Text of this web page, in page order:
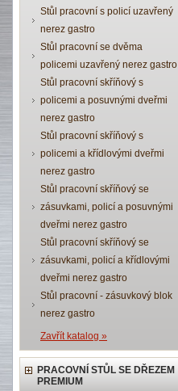
Stůl pracovní s policí uzavřený
nerez gastro
Stůl pracovní se dvěma
policemi uzavřený nerez gastro
Stůl pracovní skříňový s
policemi a posuvnými dveřmi
nerez gastro
Stůl pracovní skříňový s
policemi a křídlovými dveřmi
nerez gastro
Stůl pracovní skříňový se
zásuvkami, policí a posuvnými
dveřmi nerez gastro
Stůl pracovní skříňový se
zásuvkami, policí a křídlovými
dveřmi nerez gastro
Stůl pracovní - zásuvkový blok
nerez gastro
Zavřít katalog »
PRACOVNÍ STŮL SE DŘEZEM
PREMIUM